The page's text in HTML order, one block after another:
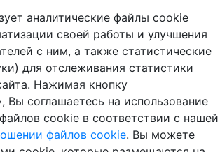
аналитические файлы cookie
своей работы и улучшения
с ним, а также статистические
для отслеживания статистики
Нажимая кнопку
соглашаетесь на использование
cookie в соответствии с нашей
файлов cookie. Вы можете